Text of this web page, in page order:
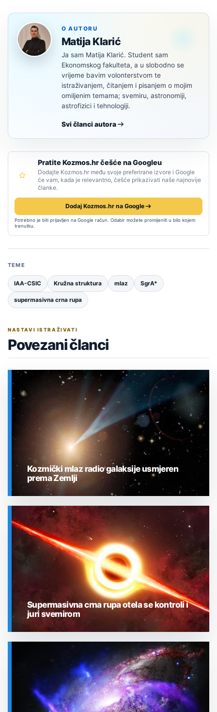
O AUTORU
Matija Klarić
Ja sam Matija Klarić. Student sam
Ekonomskog fakulteta, a u slobodno se
vrijeme bavim volonterstvom te
istraživanjem, čitanjem i pisanjem o mojim
omiljenim temama; svemiru, astronomiji,
astrofizici i tehnologiji.
Svi članci autora
Pratite Kozmos.hr češće na Googleu
Dodajte Kozmos.hr među svoje preferirane izvore i Google
će vam, kada je relevantno, češće prikazivati naše najnovije
članke.
Dodaj Kozmos.hr na Google
Potrebno je biti prijavljen na Google račun. Odabir možete promijeniti u bilo kojem
trenutku.
TEME
IAA-CSIC Kružna struktura mlaz SgrA*
supermasivna crna rupa
NASTAVI ISTRAŽIVATI
Povezani članci
SVEMIR
Kozmički mlaz radio galaksije usmjeren
prema Zemlji
Supermasivna crna rupa otela se kontroli i
juri svemirom